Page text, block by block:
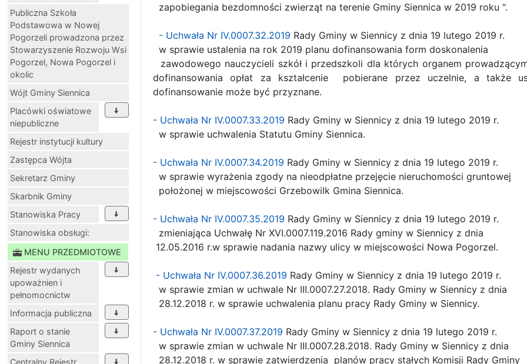
Publiczna Szkoła
Podstawowa w Nowej
Pogorzeli prowadzona przez
Stowarzyszenie Rozwoju Wsi
Pogorzel, Nowa Pogorzel i
okolic
Wójt Gminy Siennica
Placówki oświatowe
niepubliczne
Rejestr instytucji kultury
Zastępca Wójta
Sekretarz Gminy
Skarbnik Gminy
Stanowiska Pracy
Stanowiska obsługi:
MENU PRZEDMIOTOWE
Rejestr wydanych
upoważnien i
pełnomocnictw
Informacja publiczna
Raport o stanie
Gminy Siennica
Centralny Rejestr
zapobiegania bezdomności zwierząt na terenie Gminy Siennica w 2019 roku ".
- Uchwała Nr IV.0007.32.2019 Rady Gminy w Siennicy z dnia 19 lutego 2019 r.
w sprawie ustalenia na rok 2019 planu dofinansowania form doskonalenia
zawodowego nauczycieli szkół i przedszkoli dla których organem
dofinansowania opłat za kształcenie pobierane przez uczelnie, a także
dofinansowanie może być przyznane.
- Uchwała Nr IV.0007.33.2019 Rady Gminy w Siennicy z dnia 19 lutego 2019 r.
w sprawie uchwalenia Statutu Gminy Siennica.
- Uchwała Nr IV.0007.34.2019 Rady Gminy w Siennicy z dnia 19 lutego 2019 r.
w sprawie wyrażenia zgody na nieodpłatne przejęcie nieruchomości gruntowej
położonej w miejscowości Grzebowilk Gmina Siennica.
- Uchwała Nr IV.0007.35.2019 Rady Gminy w Siennicy z dnia 19 lutego 2019 r.
zmieniająca Uchwałę Nr XVI.0007.119.2016 Rady gminy w Siennicy z dnia
12.05.2016 r.w sprawie nadania nazwy ulicy w miejscowości Nowa Pogorzel.
- Uchwała Nr IV.0007.36.2019 Rady Gminy w Siennicy z dnia 19 lutego 2019 r.
w sprawie zmian w uchwale Nr III.0007.27.2018. Rady Gminy w Siennicy z dnia
28.12.2018 r. w sprawie uchwalenia planu pracy Rady Gminy w Siennicy.
- Uchwała Nr IV.0007.37.2019 Rady Gminy w Siennicy z dnia 19 lutego 2019 r.
w sprawie zmian w uchwale Nr III.0007.28.2018. Rady Gminy w Siennicy z dnia
28.12.2018 r. w sprawie zatwierdzenia planów pracy stałych Komisji Rady Gminy